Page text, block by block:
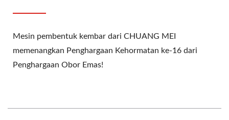
Mesin pembentuk kembar dari CHUANG MEI
memenangkan Penghargaan Kehormatan ke-16 dari
Penghargaan Obor Emas!